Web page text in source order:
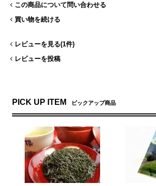
この商品について問い合わせる
買い物を続ける
レビューを見る(1件)
レビューを投稿
PICK UP ITEM ピックアップ商品